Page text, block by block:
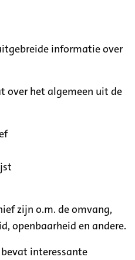
informatie over
over het algemeen uit de
zijn o.m. de omvang,
openbaarheid en andere.
interessante